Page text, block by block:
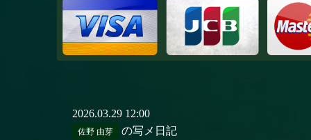
2026.03.29 12:00
佐野 由芽 の写メ日記